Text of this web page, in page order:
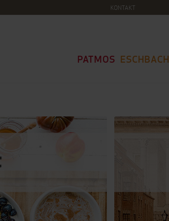
KONTAKT
PATMOS ESCHBACH